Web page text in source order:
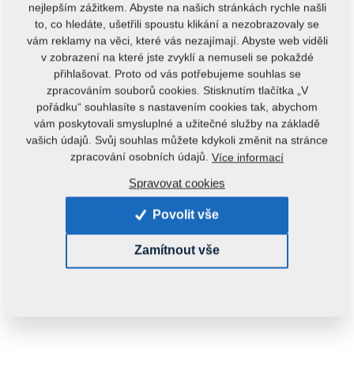
Kód produktu: m09764
Tento díl je použitelný i pro následující stroje:
0,0710 kg
nejlepším zážitkem. Abyste na našich stránkách rychle našli
to, co hledáte, ušetřili spoustu klikání a nezobrazovaly se
vám reklamy na věci, které vás nezajímají. Abyste web viděli
v zobrazení na které jste zvyklí a nemuseli se pokaždé
přihlašovat. Proto od vás potřebujeme souhlas se
zpracováním souborů cookies. Stisknutím tlačítka „V
pořádku“ souhlasíte s nastavením cookies tak, abychom
vám poskytovali smysluplné a užitečné služby na základě
vašich údajů. Svůj souhlas můžete kdykoli změnit na stránce
zpracování osobních údajů. Více informací
Spravovat cookies
Povolit vše
Zamítnout vše